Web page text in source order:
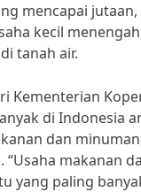
mencapai
kecil
tanah air.
Kementerian
di Indonesia
dan
“Usaha makanan
yang paling